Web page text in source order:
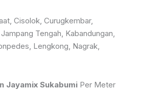
Cisolok, Curugkembar,
Tengah, Kabandungan,
Lengkong, Nagrak,
Jayamix Sukabumi Per Meter